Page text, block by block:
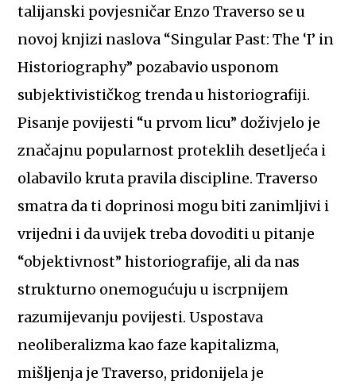
talijanski povjesničar Enzo Traverso se u
novoj knjizi naslova “Singular Past: The ‘I’ in
Historiography” pozabavio usponom
subjektivističkog trenda u historiografiji.
Pisanje povijesti “u prvom licu” doživjelo je
značajnu popularnost proteklih desetljeća i
olabavilo kruta pravila discipline. Traverso
smatra da ti doprinosi mogu biti zanimljivi i
vrijedni i da uvijek treba dovoditi u pitanje
“objektivnost” historiografije, ali da nas
strukturno onemogućuju u iscrpnijem
razumijevanju povijesti. Uspostava
neoliberalizma kao faze kapitalizma,
mišljenja je Traverso, pridonijela je